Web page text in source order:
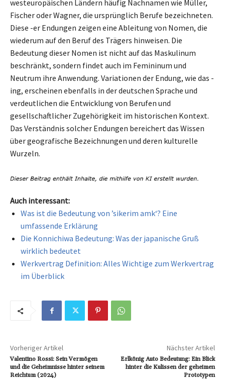
westeuropäischen Ländern häufig Nachnamen wie Müller,
Fischer oder Wagner, die ursprünglich Berufe bezeichneten.
Diese -er Endungen zeigen eine Ableitung von Nomen, die
wiederum auf den Beruf des Trägers hinweisen. Die
Bedeutung dieser Nomen ist nicht auf das Maskulinum
beschränkt, sondern findet auch im Femininum und
Neutrum ihre Anwendung. Variationen der Endung, wie das -
ing, erscheinen ebenfalls in der deutschen Sprache und
verdeutlichen die Entwicklung von Berufen und
gesellschaftlicher Zugehörigkeit im historischen Kontext.
Das Verständnis solcher Endungen bereichert das Wissen
über geografische Bezeichnungen und deren kulturelle
Wurzeln.
Auch interessant:
Was ist die Bedeutung von ’sikerim amk‘? Eine
umfassende Erklärung
Die Konnichiwa Bedeutung: Was der japanische Gruß
wirklich bedeutet
Werkvertrag Definition: Alles Wichtige zum Werkvertrag
im Überblick
Vorheriger Artikel
Valentino Rossi: Sein Vermögen
und die Geheimnisse hinter seinem
Reichtum (2024)
Nächster Artikel
Erlkönig Auto Bedeutung: Ein Blick
hinter die Kulissen der geheimen
Prototypen